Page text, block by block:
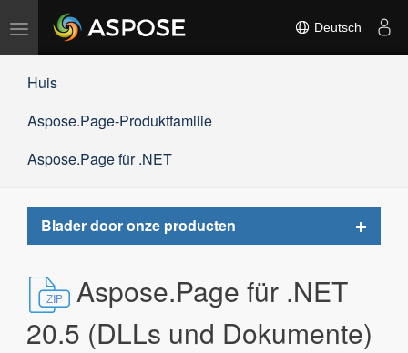
Navigation
umschalten
Deutsch
Huis
Aspose.Page-Produktfamilie
Aspose.Page für .NET
Blader door onze producten
Toggle
Aspose.Page für .NET
20.5 (DLLs und Dokumente)